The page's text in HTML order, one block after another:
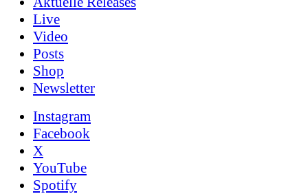
Live
Video
Posts
Shop
News­letter
Instagram
Facebook
X
YouTube
Spotify